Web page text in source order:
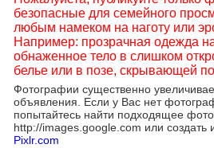
безопасные для семейного
любым намеком на наготу или
Например: прозрачная одежда
обнаженное тело в слишком
белье или в позе, скрывающей
Фотографии существенно
объявления. Если у Вас нет
попытайтесь найти подходящее
http://images.google.com или
Pixlr.com